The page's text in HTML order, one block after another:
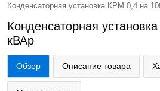
Конденсаторная установка КРМ 0,4 на
Конденсаторная
кВАр
Обзор Описание товара